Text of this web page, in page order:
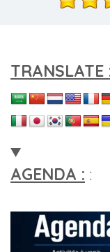
TRANSLATE
AGENDA : :